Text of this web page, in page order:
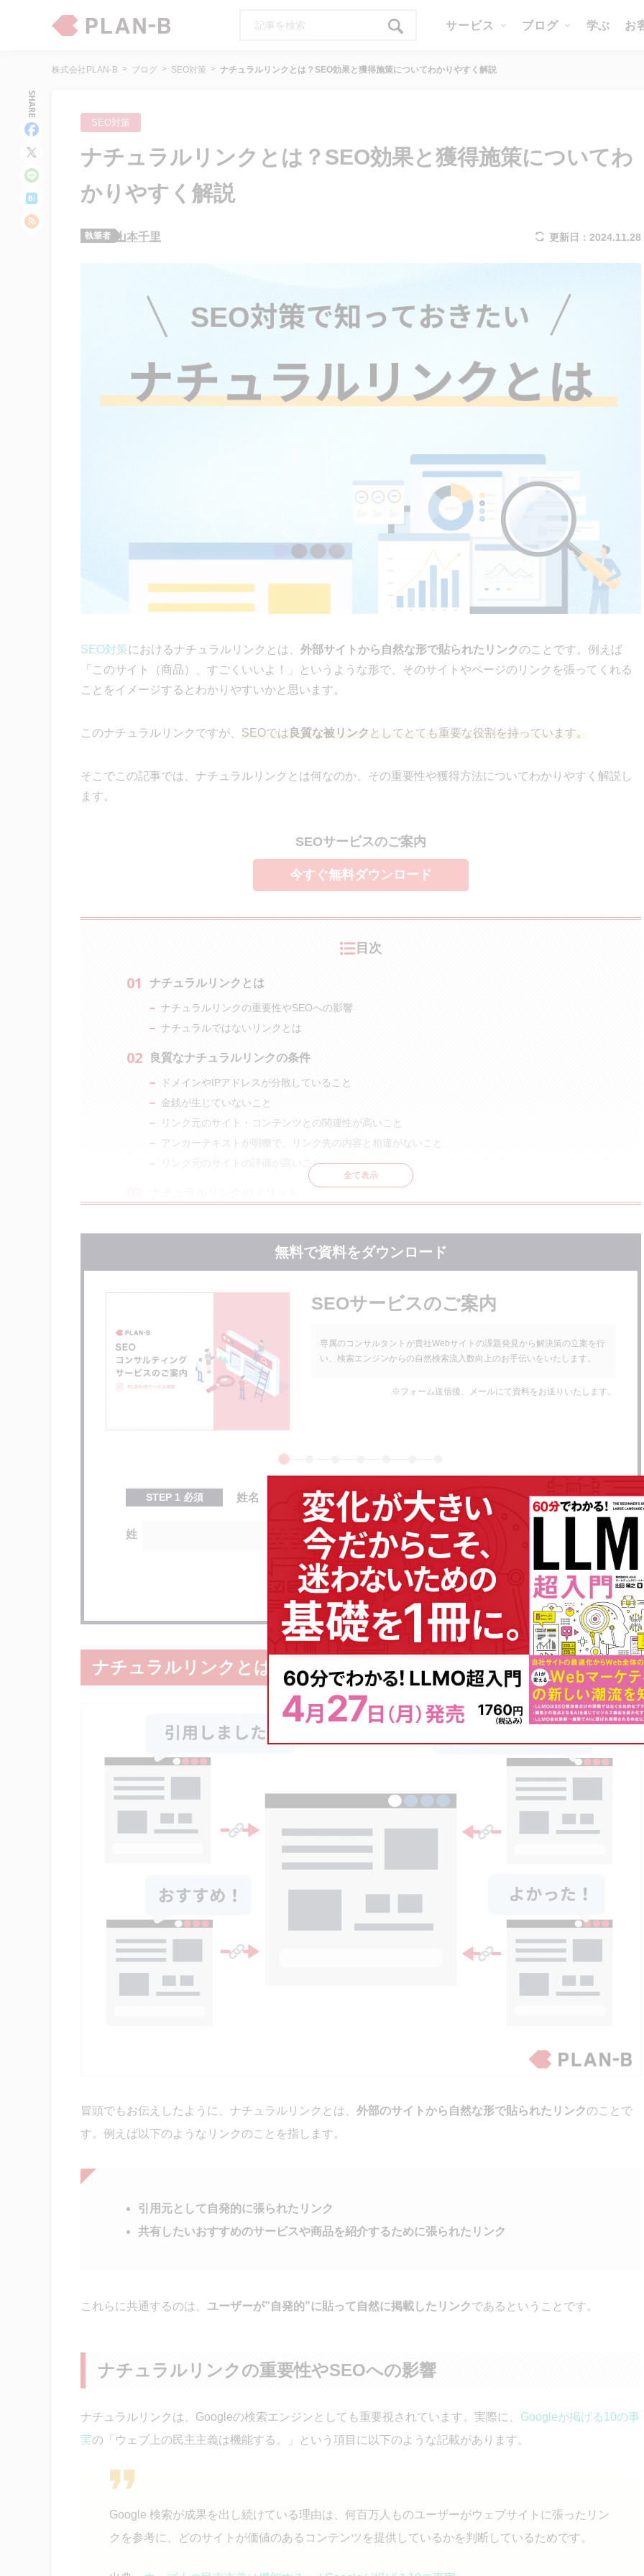
サービス ブログ 学ぶ お
株式会社PLAN-B ブログ SEO対策 ナチュラルリンクとは？SEO効果と獲得施策についてわかりやすく解説
SEO対策
ナチュラルリンクとは？SEO効果と獲得施策についてわ
かりやすく解説
執筆者 山本千里 更新日：2024.11.28
SEO対策におけるナチュラルリンクとは、 外部サイトから自然な形で貼られたリンクのことです。例えば
「このサイト（商品）、すごくいいよ！」というような形で、そのサイトやページのリンクを張ってくれる
ことをイメージするとわかりやすいかと思います。
このナチュラルリンクですが、 SEOでは 良質な被リンク としてとても重要な役割を持っています。
そこでこの記事では、ナチュラルリンクとは何なのか、その重要性や獲得方法についてわかりやすく解説し
ます。
SEOサービスのご案内
今すぐ無料ダウンロード
目次
ナチュラルリンクとは
ナチュラルリンクの重要性やSEOへの影響
ナチュラルではないリンクとは
良質なナチュラルリンクの条件
ドメインやIPアドレスが分散していること
金銭が生じていないこと
リンク元のサイト・コンテンツとの関連性が高いこと
アンカーテキストが明瞭で、リンク先の内容と相違がないこと
リンク元のサイトの評価が高いこと
サイト評価の向上
高品質なコンテンツの作成
コンテンツの定期更新
SNSの活用
ナチュラルリンクの確認方法
不自然なリンクは否認する
全て表示
無料で資料をダウンロード
SEOサービスのご案内
専属のコンサルタントが貴社Webサイトの課題発見から解決策の立案を行
い、検索エンジンからの自然検索流入数向上のお手伝いをいたします。
※フォーム送信後、メールにて資料をお送りいたします。
STEP 1 必須 姓名
姓 名
次へ
ナチュラルリンクとは
冒頭でもお伝えしたように、ナチュラルリンクとは、 外部のサイトから自然な形で貼られたリンクのことで
す。例えば以下のようなリンクのことを指します。
引用元として自発的に張られたリンク
共有したいおすすめのサービスや商品を紹介するために張られたリンク
これらに共通するのは、 ユーザーが”自発的”に貼って自然に掲載したリンクであるということです。
ナチュラルリンクの重要性やSEOへの影響
ナチュラルリンクは、Googleの検索エンジンとしても重要視されています。実際に、 Googleが掲げる10の事
実の「ウェブ上の民主主義は機能する。」という項目に以下のような記載があります。
Google 検索が成果を出し続けている理由は、何百万人ものユーザーがウェブサイトに張ったリン
クを参考に、どのサイトが価値のあるコンテンツを提供しているかを判断しているためです。
SHARE